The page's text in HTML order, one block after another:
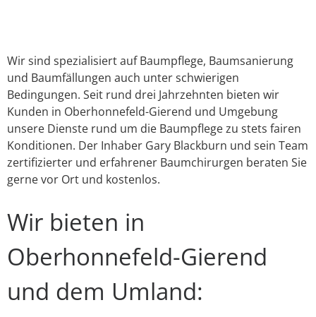
Wir sind spezialisiert auf Baumpflege, Baumsanierung
und Baumfällungen auch unter schwierigen
Bedingungen. Seit rund drei Jahrzehnten bieten wir
Kunden in Oberhonnefeld-Gierend und Umgebung
unsere Dienste rund um die Baumpflege zu stets fairen
Konditionen. Der Inhaber Gary Blackburn und sein Team
zertifizierter und erfahrener Baumchirurgen beraten Sie
gerne vor Ort und kostenlos.
Wir bieten in
Oberhonnefeld-Gierend
und dem Umland: